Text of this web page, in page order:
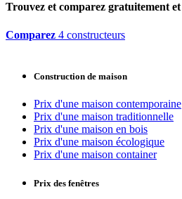
Trouvez et comparez gratuitement et
Comparez 4 constructeurs
Construction de maison
Prix d'une maison contemporaine
Prix d'une maison traditionnelle
Prix d'une maison en bois
Prix d'une maison écologique
Prix d'une maison container
Prix des fenêtres